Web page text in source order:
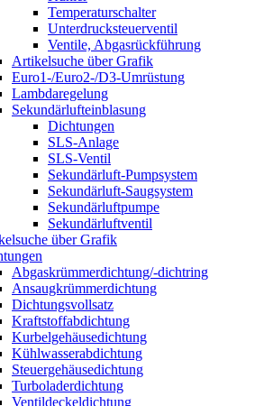
Temperaturschalter
Unterdrucksteuerventil
Ventile, Abgasrückführung
Artikelsuche über Grafik
Euro1-/Euro2-/D3-Umrüstung
Lambdaregelung
Sekundärlufteinblasung
Dichtungen
SLS-Anlage
SLS-Ventil
Sekundärluft-Pumpsystem
Sekundärluft-Saugsystem
Sekundärluftpumpe
Sekundärluftventil
über Grafik
Abgaskrümmerdichtung/-dichtring
Ansaugkrümmerdichtung
Dichtungsvollsatz
Kraftstoffabdichtung
Kurbelgehäusedichtung
Kühlwasserabdichtung
Steuergehäusedichtung
Turboladerdichtung
Ventildeckeldichtung